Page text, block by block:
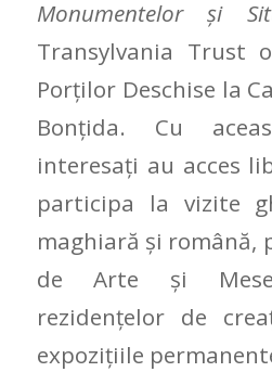
Monumentelor şi
Transylvania Trust
Porţilor Deschise la
Bonţida. Cu
interesați au acces
participa la vizite
maghiară și română,
de Arte și
rezidențelor de
expozițiile